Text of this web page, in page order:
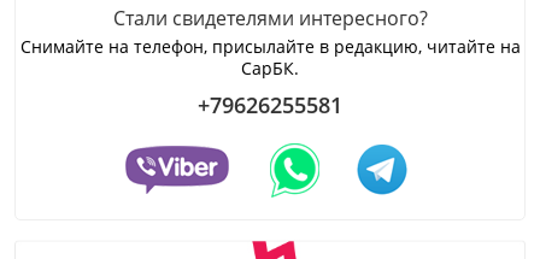
Стали свидетелями интересного?
Снимайте на телефон, присылайте в редакцию, читайте на
СарБК.
+79626255581